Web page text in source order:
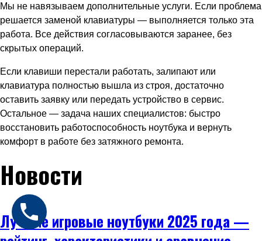
Мы не навязываем дополнительные услуги. Если проблема
решается заменой клавиатуры — выполняется только эта
работа. Все действия согласовываются заранее, без
скрытых операций.
Если клавиши перестали работать, залипают или
клавиатура полностью вышла из строя, достаточно
оставить заявку или передать устройство в сервис.
Остальное — задача наших специалистов: быстро
восстановить работоспособность ноутбука и вернуть
комфорт в работе без затяжного ремонта.
Новости
Лучшие игровые ноутбуки 2025 года —